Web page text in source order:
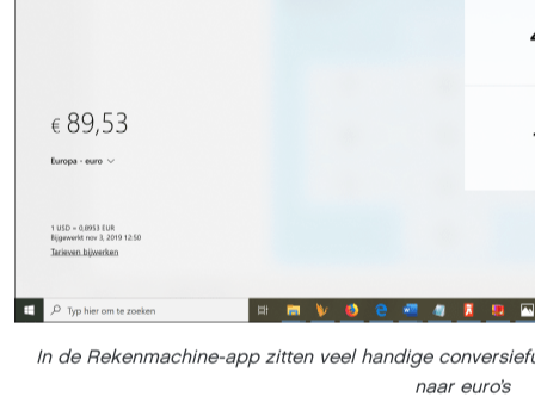
In de Rekenmachine-app zitten veel handige
naar euro’s